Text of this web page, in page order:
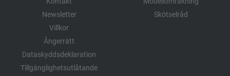
Newsletter
Villkor
Ångerrätt
Dataskyddsdeklaration
Tillgänglighetsutlåtande
Skötselråd